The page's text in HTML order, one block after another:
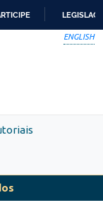
ENGLISH